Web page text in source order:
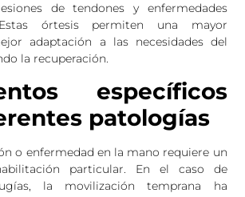
de tendones y enfermedades
Estas órtesis permiten una mayor
adaptación a las necesidades del
la recuperación.
específicos
patologías
o enfermedad en la mano requiere un
particular. En el caso de
la movilización temprana ha